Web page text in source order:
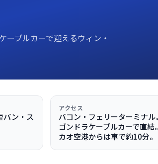
ブルカーで迎えるウィン・
パン・ス
アクセス
パコン・フェリーターミナル
ゴンドラケーブルカーで直結
カオ空港からは車で約10分。